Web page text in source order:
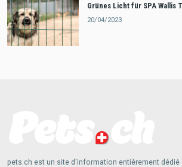
Grünes Licht für SPA Wallis
20/04/2023
pets.ch est un site d'information entièrement dédié